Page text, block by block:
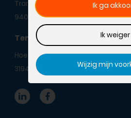
Ik ga
Ik weiger
Wijzig mijn
Transportweg 12
9405 PR Assen
TendenZ Rotterdam
Hoefsmidstraat 41
3194 AA Hoogvliet